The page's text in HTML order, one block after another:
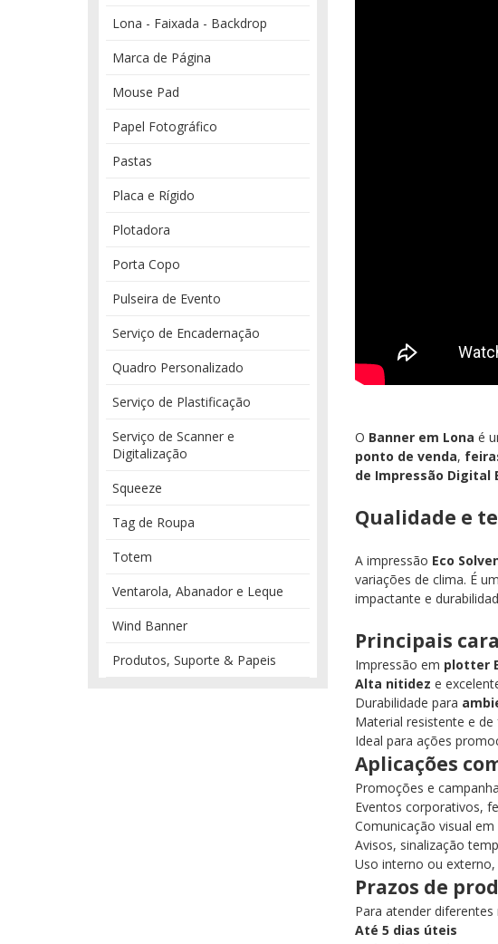
Lona - Faixada - Backdrop
Marca de Página
Mouse Pad
Papel Fotográfico
Pastas
Placa e Rígido
Plotadora
Porta Copo
Pulseira de Evento
Serviço de Encadernação
Quadro Personalizado
Serviço de Plastificação
Serviço de Scanner e
Digitalização
Squeeze
Tag de Roupa
Totem
Ventarola, Abanador e Leque
Wind Banner
Produtos, Suporte & Papeis
O Banner em Lona é
ponto de venda,
de Impressão Digital
Qualidade e
A impressão Eco
variações de clima. É
impactante e
Principais
Impressão em plotter
Alta nitidez e
Durabilidade para
Material resistente e de
Ideal para ações
Aplicações
Promoções e
Eventos corporativos,
Comunicação visual
Avisos, sinalização
Uso interno ou
Prazos de
Para atender
Até 5 dias úteis